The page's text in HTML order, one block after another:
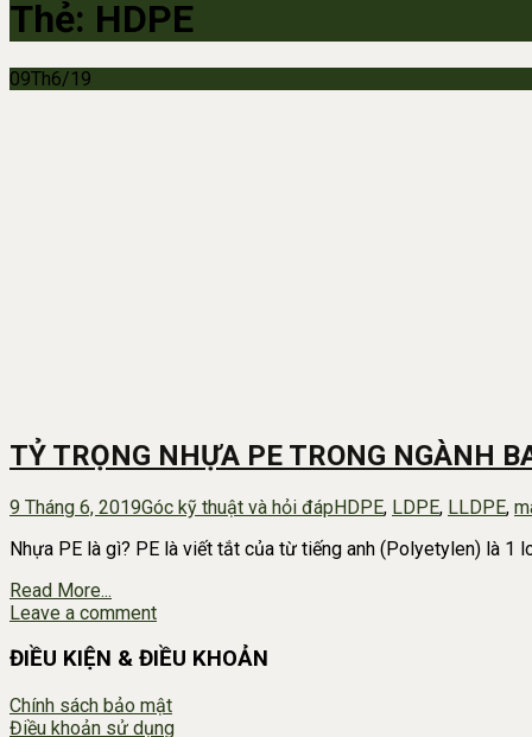
Thẻ: HDPE
09Th6/19
TỶ TRỌNG NHỰA PE TRONG NGÀNH
9 Tháng 6, 2019Góc kỹ thuật và hỏi đápHDPE, LDPE, LLDPE,
Nhựa PE là gì? PE là viết tắt của từ tiếng anh (Polyetylen) là
Read More...
Leave a comment
ĐIỀU KIỆN & ĐIỀU KHOẢN
Chính sách bảo mật
Điều khoản sử dụng